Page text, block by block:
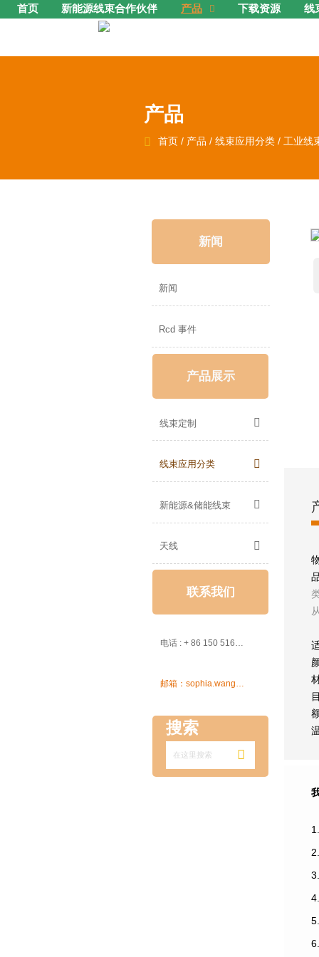
首页 新能源线束合作伙伴 产品  下载资源 线
产品
 首页/ 产品 / 线束应用分类/ 工业线
新闻
新闻
Rcd 事件
产品展示
线束定制 
线束应用分类 
新能源&储能线束 
天线 
联系我们
电话 : + 86 150 5162 5639

搜索
